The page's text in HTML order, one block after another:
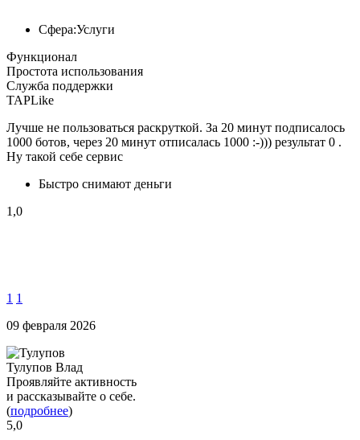
Сфера:Услуги
Функционал
Простота использования
Служба поддержки
TAPLike
Лучше не пользоваться раскруткой. За 20 минут подписалось
1000 ботов, через 20 минут отписалась 1000 :-))) результат 0 .
Ну такой себе сервис
Быстро снимают деньги
1,0
1 1
09 февраля 2026
Тулупов Влад
Проявляйте активность
и рассказывайте о себе.
(подробнее)
5,0